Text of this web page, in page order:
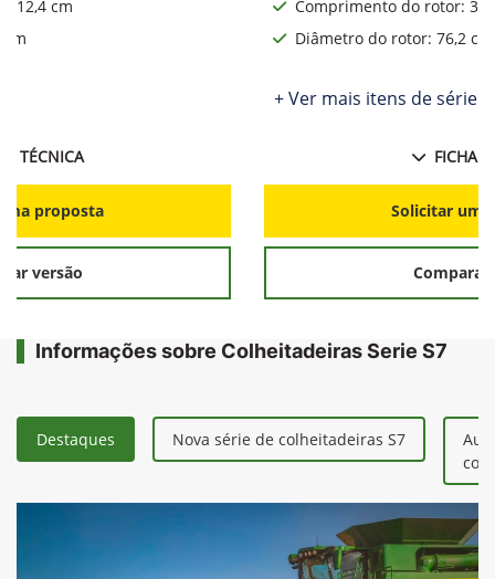
cm
TÉCNICA
proposta
versão
Comprimento do rotor:
Diâmetro do rotor: 76,2 cm
+ Ver mais itens de série
FICHA
Solicitar
Comparar
Informações sobre Colheitadeiras Serie S7
Destaques Nova série de colheitadeiras S7